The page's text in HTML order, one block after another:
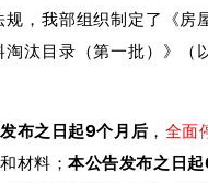
，我部组织制定了《房
汰目录（第一批）》（
布之日起9个月后 ， 全面
材料；本公告发布之日